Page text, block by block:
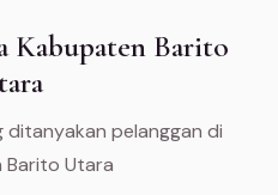
Kabupaten Barito
pelanggan di
Barito Utara